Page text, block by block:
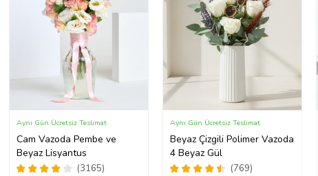
Cam Vazoda Pembe ve
Beyaz Lisyantus
(3165)
Aynı Gün Ücretsiz Teslimat
Beyaz Çizgili Polimer Vazoda
4 Beyaz Gül
(769)
Aynı Gün Ücretsiz Teslimat